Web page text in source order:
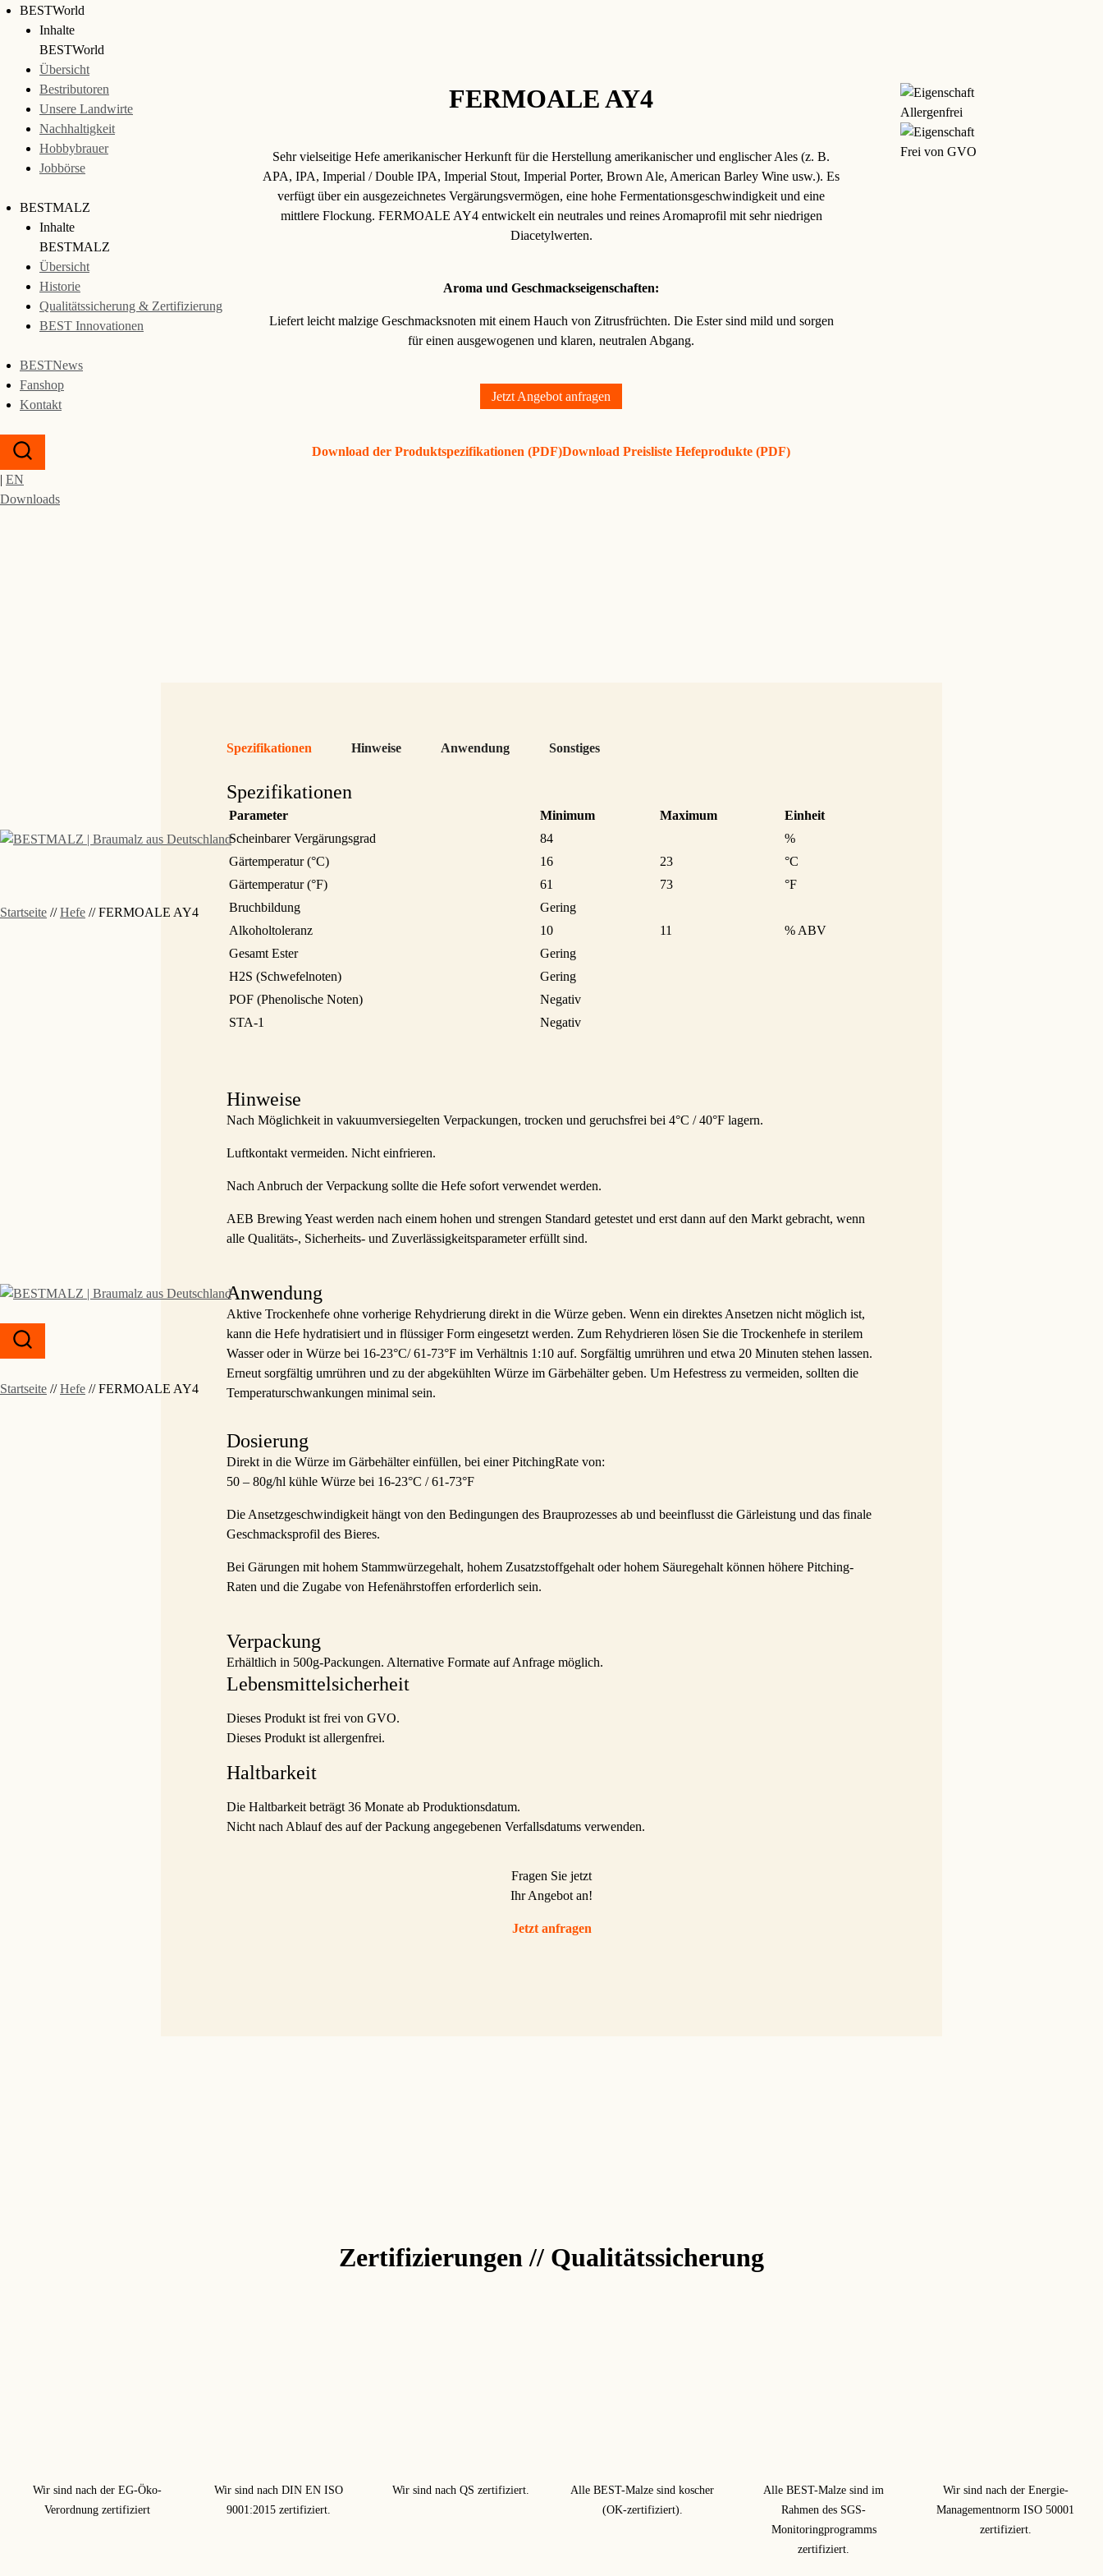
BESTWorld
Inhalte
BESTWorld
Übersicht
Bestributoren
Unsere Landwirte
Nachhaltigkeit
Hobbybrauer
Jobbörse
BESTMALZ
Inhalte
BESTMALZ
Übersicht
Historie
Qualitätssicherung & Zertifizierung
BEST Innovationen
BESTNews
Fanshop
Kontakt
| EN
Downloads
Startseite //Hefe //FERMOALE AY4
Startseite //Hefe //FERMOALE AY4
FERMOALE AY4
Sehr vielseitige Hefe amerikanischer Herkunft für die Herstellung amerikanischer und englischer Ales (z. B.
APA, IPA, Imperial / Double IPA, Imperial Stout, Imperial Porter, Brown Ale, American Barley Wine usw.). Es
verfügt über ein ausgezeichnetes Vergärungsvermögen, eine hohe Fermentationsgeschwindigkeit und eine
mittlere Flockung. FERMOALE AY4 entwickelt ein neutrales und reines Aromaprofil mit sehr niedrigen
Diacetylwerten.
Aroma und Geschmackseigenschaften:
Liefert leicht malzige Geschmacksnoten mit einem Hauch von Zitrusfrüchten. Die Ester sind mild und sorgen
für einen ausgewogenen und klaren, neutralen Abgang.
Jetzt Angebot anfragen
Download der Produktspezifikationen (PDF)Download Preisliste Hefeprodukte (PDF)
Allergenfrei
Frei von GVO
Spezifikationen Hinweise Anwendung Sonstiges
Spezifikationen
Parameter Minimum Maximum
Einheit
Scheinbarer Vergärungsgrad
84
%
Gärtemperatur (°C)
16 23
°C
Gärtemperatur (°F)
61 73
°F
Bruchbildung
Gering
Alkoholtoleranz
10 11
% ABV
Gesamt Ester
Gering
H2S (Schwefelnoten)
Gering
POF (Phenolische Noten)
Negativ
STA-1
Negativ
Hinweise
Nach Möglichkeit in vakuumversiegelten Verpackungen, trocken und geruchsfrei bei 4°C / 40°F lagern.
Luftkontakt vermeiden. Nicht einfrieren.
Nach Anbruch der Verpackung sollte die Hefe sofort verwendet werden.
AEB Brewing Yeast werden nach einem hohen und strengen Standard getestet und erst dann auf den Markt gebracht, wenn
alle Qualitäts-, Sicherheits- und Zuverlässigkeitsparameter erfüllt sind.
Anwendung
Aktive Trockenhefe ohne vorherige Rehydrierung direkt in die Würze geben. Wenn ein direktes Ansetzen nicht möglich ist,
kann die Hefe hydratisiert und in flüssiger Form eingesetzt werden. Zum Rehydrieren lösen Sie die Trockenhefe in sterilem
Wasser oder in Würze bei 16-23°C/ 61-73°F im Verhältnis 1:10 auf. Sorgfältig umrühren und etwa 20 Minuten stehen lassen.
Erneut sorgfältig umrühren und zu der abgekühlten Würze im Gärbehälter geben. Um Hefestress zu vermeiden, sollten die
Temperaturschwankungen minimal sein.
Dosierung
Direkt in die Würze im Gärbehälter einfüllen, bei einer PitchingRate von:
50 – 80g/hl kühle Würze bei 16-23°C / 61-73°F
Die Ansetzgeschwindigkeit hängt von den Bedingungen des Brauprozesses ab und beeinflusst die Gärleistung und das finale
Geschmacksprofil des Bieres.
Bei Gärungen mit hohem Stammwürzegehalt, hohem Zusatzstoffgehalt oder hohem Säuregehalt können höhere Pitching-
Raten und die Zugabe von Hefenährstoffen erforderlich sein.
Verpackung
Erhältlich in 500g-Packungen. Alternative Formate auf Anfrage möglich.
Lebensmittelsicherheit
Dieses Produkt ist frei von GVO.
Dieses Produkt ist allergenfrei.
Haltbarkeit
Die Haltbarkeit beträgt 36 Monate ab Produktionsdatum.
Nicht nach Ablauf des auf der Packung angegebenen Verfallsdatums verwenden.
Fragen Sie jetzt
Ihr Angebot an!
Jetzt anfragen
Zertifizierungen // Qualitätssicherung
Wir sind nach der EG-Öko-
Verordnung zertifiziert
Wir sind nach DIN EN ISO
9001:2015 zertifiziert.
Wir sind nach QS zertifiziert.
Alle BEST-Malze sind koscher
(OK-zertifiziert).
Alle BEST-Malze sind im
Rahmen des SGS-
Monitoringprogramms
zertifiziert.
Wir sind nach der Energie-
Managementnorm ISO 50001
zertifiziert.